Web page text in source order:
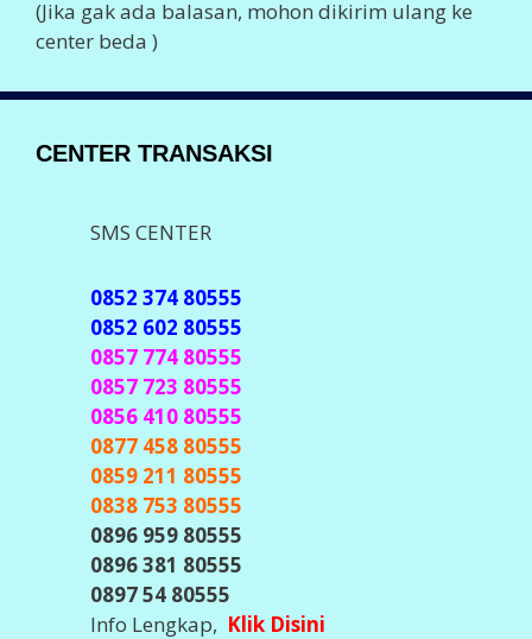
(Jika gak ada balasan, mohon dikirim ulang ke
center beda )
CENTER TRANSAKSI
SMS CENTER
0852 374 80555
0852 602 80555
0857 774 80555
0857 723 80555
0856 410 80555
0877 458 80555
0859 211 80555
0838 753 80555
0896 959 80555
0896 381 80555
0897 54 80555
Info Lengkap, Klik Disini